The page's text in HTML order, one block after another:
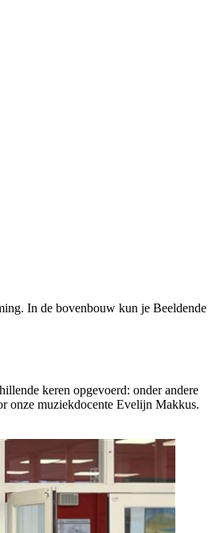
In de bovenbouw kun je Beeldende
keren opgevoerd: onder andere
onze muziekdocente Evelijn Makkus.